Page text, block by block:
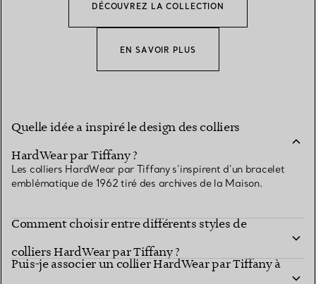
DÉCOUVREZ LA COLLECTION
EN SAVOIR PLUS
Quelle idée a inspiré le design des colliers
HardWear par Tiffany ?
Les colliers HardWear par Tiffany s’inspirent d’un bracelet
emblématique de 1962 tiré des archives de la Maison.
Comment choisir entre différents styles de
colliers HardWear par Tiffany ?
Puis-je associer un collier HardWear par Tiffany à